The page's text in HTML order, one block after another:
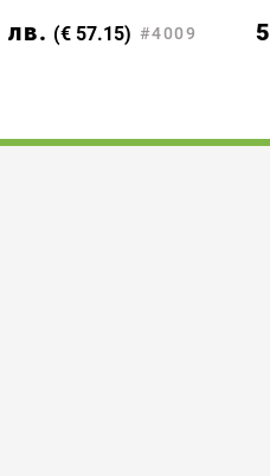
лв. (€ 57.15) #4009